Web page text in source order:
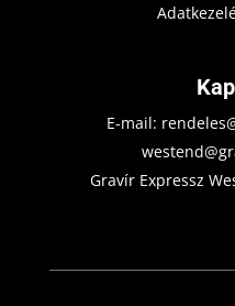
E-mail:
Gravír Expressz